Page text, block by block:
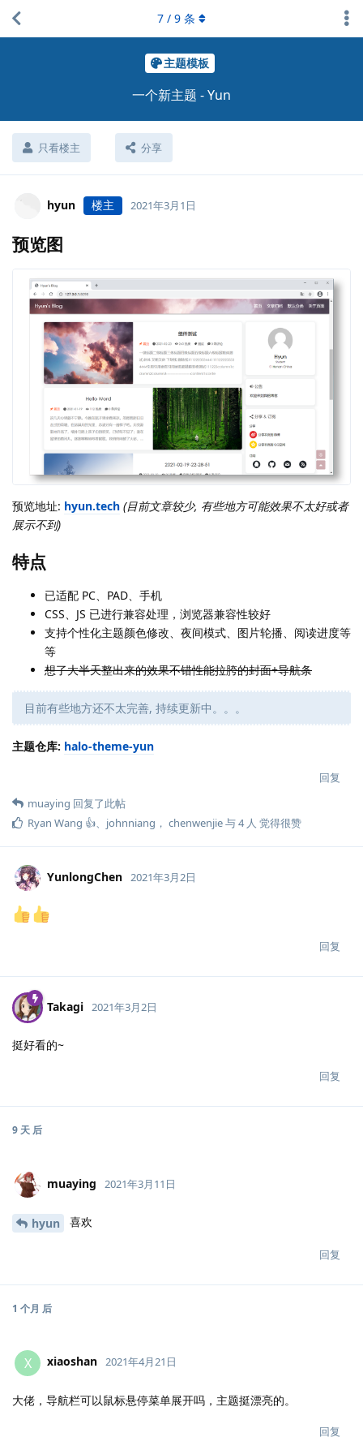
主题模板
一个新主题 - Yun
只看楼主 分享
7 / 9 条
hyun 楼主 2021年3月1日
预览图
预览地址: hyun.tech (目前文章较少, 有些地方可能效果不太好或者
展示不到)
特点
已适配 PC、PAD、手机
CSS、JS 已进行兼容处理，浏览器兼容性较好
支持个性化主题颜色修改、夜间模式、图片轮播、阅读进度等
等
想了大半天整出来的效果不错性能拉胯的封面+导航条
目前有些地方还不太完善, 持续更新中。。。
主题仓库: halo-theme-yun
回复
muaying 回复了此帖
Ryan Wang 👍、 johnniang ， chenwenjie与4人 觉得很赞
YunlongChen 2021年3月2日
回复
Takagi 2021年3月2日
挺好看的~
回复
9 天 后
muaying 2021年3月11日
hyun 喜欢
回复
1 个月 后
X xiaoshan 2021年4月21日
大佬，导航栏可以鼠标悬停菜单展开吗，主题挺漂亮的。
回复